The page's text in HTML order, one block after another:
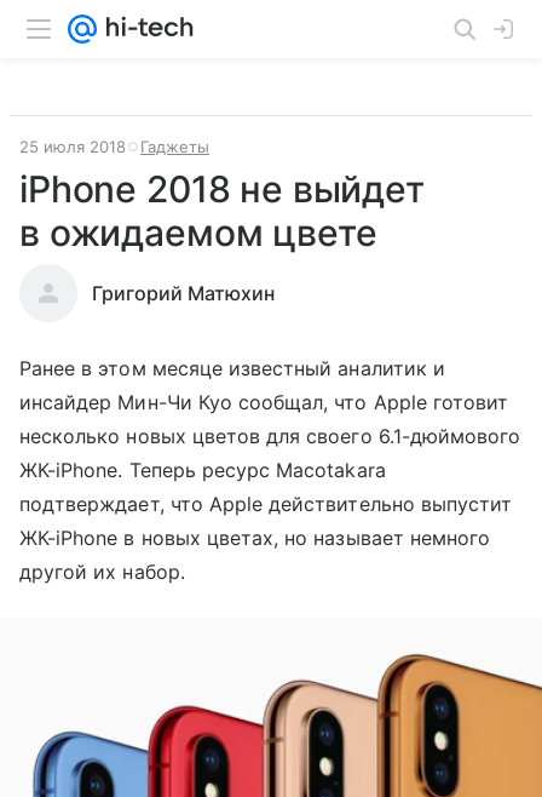
25 июля 2018 Гаджеты
iPhone 2018 не выйдет
в ожидаемом цвете
Григорий Матюхин
Ранее в этом месяце известный аналитик и
инсайдер Мин-Чи Куо сообщал, что Apple готовит
несколько новых цветов для своего 6.1-дюймового
ЖК-iPhone. Теперь ресурс Macotakara
подтверждает, что Apple действительно выпустит
ЖК-iPhone в новых цветах, но называет немного
другой их набор.